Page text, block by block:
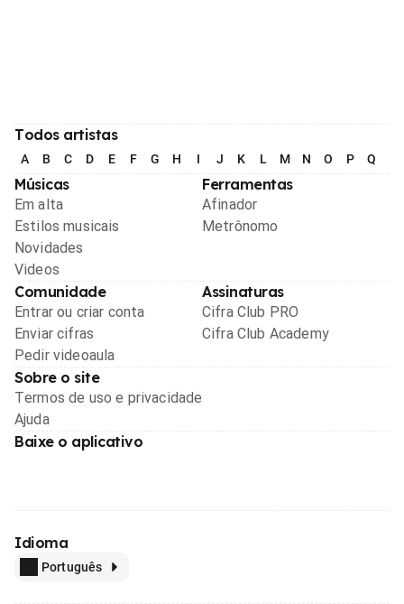
Todos artistas
A B C D E F G H I J K L M N O P Q
Músicas
Em alta
Estilos musicais
Novidades
Videos
Ferramentas
Afinador
Metrônomo
Comunidade
Entrar ou criar conta
Enviar cifras
Pedir videoaula
Assinaturas
Cifra Club PRO
Cifra Club Academy
Sobre o site
Termos de uso e privacidade
Ajuda
Baixe o aplicativo
Idioma
Português